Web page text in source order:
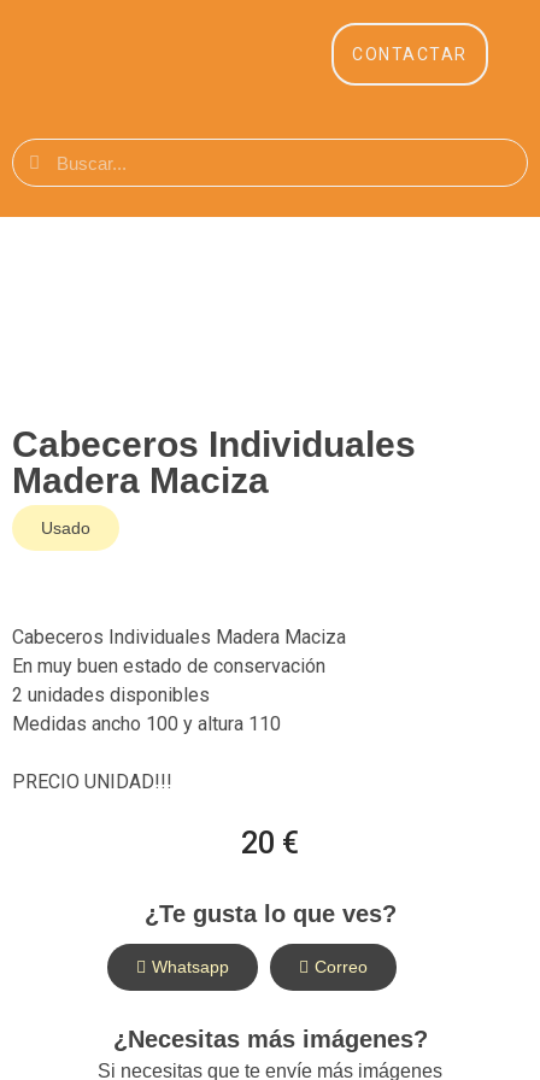
CONTACTAR
Cabeceros Individuales
Madera Maciza
Usado
Cabeceros Individuales Madera Maciza
En muy buen estado de conservación
2 unidades disponibles
Medidas ancho 100 y altura 110
PRECIO UNIDAD!!!
20 €
¿Te gusta lo que ves?
Whatsapp Correo
¿Necesitas más imágenes?
Si necesitas que te envíe más imágenes